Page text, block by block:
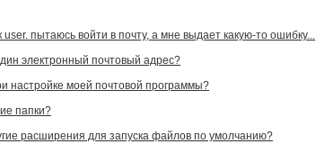
пытаюсь войти в почту, а мне выдает какую-то ошибку...
электронный почтовый адрес?
настройке моей почтовой программы?
папки?
расширения для запуска файлов по умолчанию?